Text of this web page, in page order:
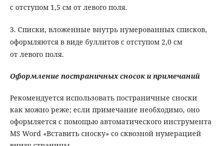
с отступом 1,5 см от левого поля.
3. Списки, вложенные внутрь нумерованных списков,
оформляются в виде буллитов с отступом 2,0 см
от левого поля.
Оформление постраничных сносок и примечаний
Рекомендуется использовать постраничные сноски
как можно реже; если примечание необходимо, оно
оформляется с помощью автоматического инструмента
MS Word «Вставить сноску» со сквозной нумерацией